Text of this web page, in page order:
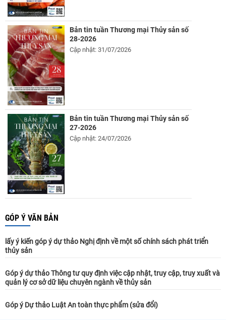
Bản tin tuần Thương mại Thủy sản số
28-2026
Cập nhật: 31/07/2026
Bản tin tuần Thương mại Thủy sản số
27-2026
Cập nhật: 24/07/2026
GÓP Ý VĂN BẢN
lấy ý kiến góp ý dự thảo Nghị định về một số chính sách phát triển
thủy sản
Góp ý dự thảo Thông tư quy định việc cập nhật, truy cập, truy xuất và
quản lý cơ sở dữ liệu chuyên ngành về thủy sản
Góp ý Dự thảo Luật An toàn thực phẩm (sửa đổi)